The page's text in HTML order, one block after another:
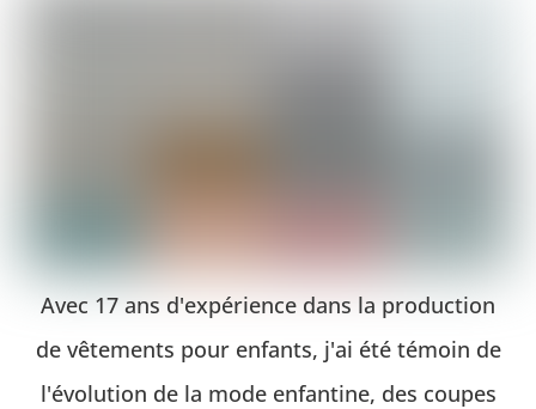
Avec 17 ans d'expérience dans la production
de vêtements pour enfants, j'ai été témoin de
l'évolution de la mode enfantine, des coupes